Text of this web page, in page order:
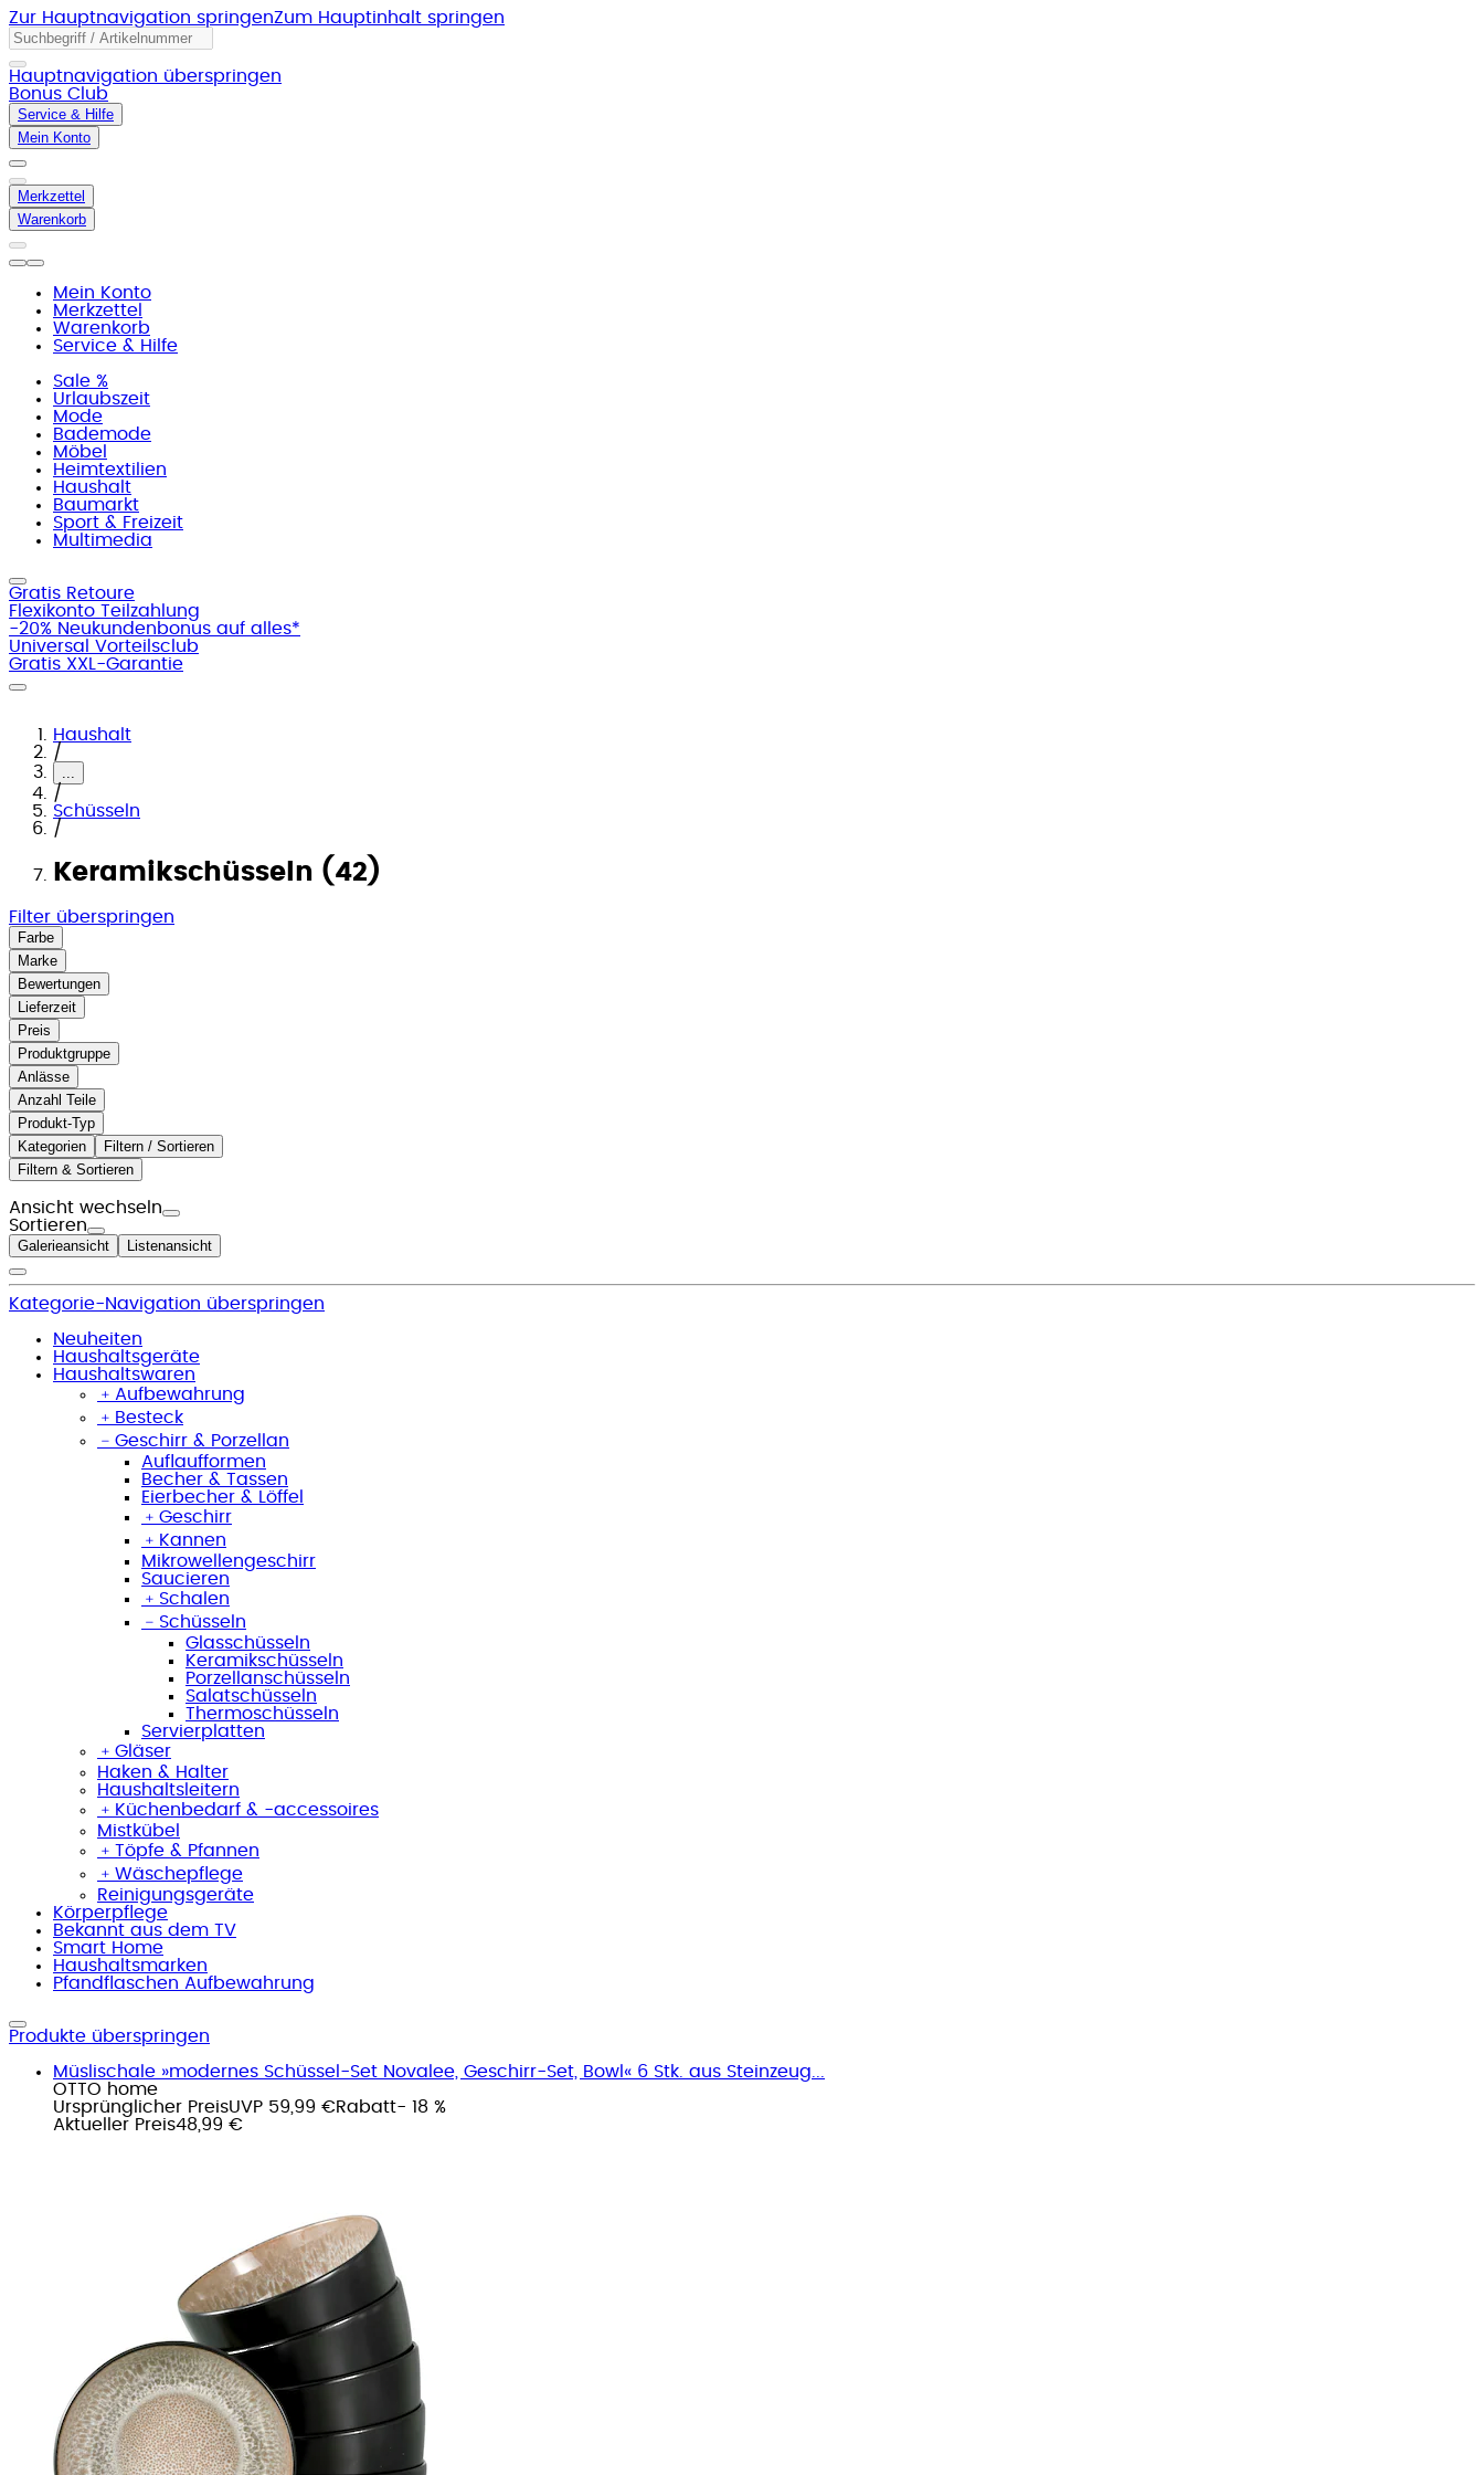
Zur Hauptnavigation springenZum Hauptinhalt springen
Hauptnavigation überspringen
Bonus Club
Service & Hilfe
Mein Konto
Merkzettel
Warenkorb
Mein Konto
Merkzettel
Warenkorb
Service & Hilfe
Sale %
Urlaubszeit
Mode
Bademode
Möbel
Heimtextilien
Haushalt
Baumarkt
Sport & Freizeit
Multimedia
Gratis Retoure
Flexikonto Teilzahlung
-20% Neukundenbonus auf alles*
Universal Vorteilsclub
Gratis XXL-Garantie
Haushalt
/
...
/
Schüsseln
/
Keramikschüsseln (42)
Filter überspringen
Farbe
Marke
Bewertungen
Lieferzeit
Preis
Produktgruppe
Anlässe
Anzahl Teile
Produkt-Typ
Kategorien
Filtern / Sortieren
Filtern & Sortieren
Ansicht wechseln
Sortieren
Galerieansicht Listenansicht
Kategorie-Navigation überspringen
Neuheiten
Haushaltsgeräte
Haushaltswaren
﹢ Aufbewahrung
﹢ Besteck
﹣ Geschirr & Porzellan
Auflaufformen
Becher & Tassen
Eierbecher & Löffel
﹢ Geschirr
﹢ Kannen
Mikrowellengeschirr
Saucieren
﹢ Schalen
﹣ Schüsseln
Glasschüsseln
Keramikschüsseln
Porzellanschüsseln
Salatschüsseln
Thermoschüsseln
Servierplatten
﹢ Gläser
Haken & Halter
Haushaltsleitern
﹢ Küchenbedarf & -accessoires
Mistkübel
﹢ Töpfe & Pfannen
﹢ Wäschepflege
Reinigungsgeräte
Körperpflege
Bekannt aus dem TV
Smart Home
Haushaltsmarken
Pfandflaschen Aufbewahrung
Produkte überspringen
Müslischale »modernes Schüssel-Set Novalee, Geschirr-Set, Bowl« 6 Stk. aus Steinzeug...
OTTO home
Ursprünglicher PreisUVP 59,99 €Rabatt- 18 %
Aktueller Preis48,99 €